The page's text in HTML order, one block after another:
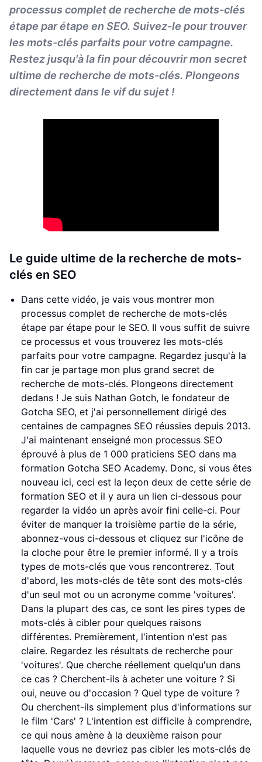
processus complet de recherche de mots-clés
étape par étape en SEO. Suivez-le pour trouver
les mots-clés parfaits pour votre campagne.
Restez jusqu'à la fin pour découvrir mon secret
ultime de recherche de mots-clés. Plongeons
directement dans le vif du sujet !
Le guide ultime de la recherche de mots-
clés en SEO
Dans cette vidéo, je vais vous montrer mon
processus complet de recherche de mots-clés
étape par étape pour le SEO. Il vous suffit de suivre
ce processus et vous trouverez les mots-clés
parfaits pour votre campagne. Regardez jusqu'à la
fin car je partage mon plus grand secret de
recherche de mots-clés. Plongeons directement
dedans ! Je suis Nathan Gotch, le fondateur de
Gotcha SEO, et j'ai personnellement dirigé des
centaines de campagnes SEO réussies depuis 2013.
J'ai maintenant enseigné mon processus SEO
éprouvé à plus de 1 000 praticiens SEO dans ma
formation Gotcha SEO Academy. Donc, si vous êtes
nouveau ici, ceci est la leçon deux de cette série de
formation SEO et il y aura un lien ci-dessous pour
regarder la vidéo un après avoir fini celle-ci. Pour
éviter de manquer la troisième partie de la série,
abonnez-vous ci-dessous et cliquez sur l'icône de
la cloche pour être le premier informé. Il y a trois
types de mots-clés que vous rencontrerez. Tout
d'abord, les mots-clés de tête sont des mots-clés
d'un seul mot ou un acronyme comme 'voitures'.
Dans la plupart des cas, ce sont les pires types de
mots-clés à cibler pour quelques raisons
différentes. Premièrement, l'intention n'est pas
claire. Regardez les résultats de recherche pour
'voitures'. Que cherche réellement quelqu'un dans
ce cas ? Cherchent-ils à acheter une voiture ? Si
oui, neuve ou d'occasion ? Quel type de voiture ?
Ou cherchent-ils simplement plus d'informations sur
le film 'Cars' ? L'intention est difficile à comprendre,
ce qui nous amène à la deuxième raison pour
laquelle vous ne devriez pas cibler les mots-clés de